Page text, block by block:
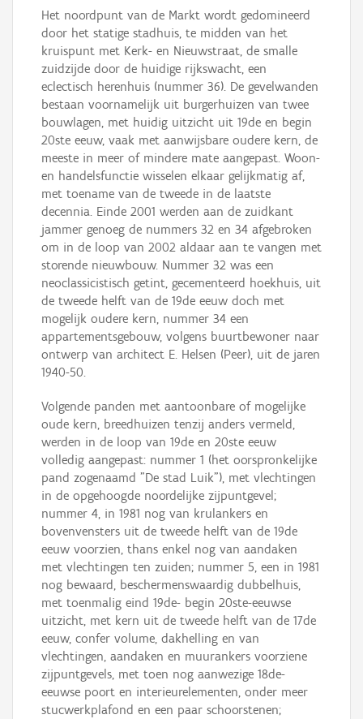
Het noordpunt van de Markt wordt gedomineerd
door het statige stadhuis, te midden van het
kruispunt met Kerk- en Nieuwstraat, de smalle
zuidzijde door de huidige rijkswacht, een
eclectisch herenhuis (nummer 36). De gevelwanden
bestaan voornamelijk uit burgerhuizen van twee
bouwlagen, met huidig uitzicht uit 19de en begin
20ste eeuw, vaak met aanwijsbare oudere kern, de
meeste in meer of mindere mate aangepast. Woon-
en handelsfunctie wisselen elkaar gelijkmatig af,
met toename van de tweede in de laatste
decennia. Einde 2001 werden aan de zuidkant
jammer genoeg de nummers 32 en 34 afgebroken
om in de loop van 2002 aldaar aan te vangen met
storende nieuwbouw. Nummer 32 was een
neoclassicistisch getint, gecementeerd hoekhuis, uit
de tweede helft van de 19de eeuw doch met
mogelijk oudere kern, nummer 34 een
appartementsgebouw, volgens buurtbewoner naar
ontwerp van architect E. Helsen (Peer), uit de jaren
1940-50.
Volgende panden met aantoonbare of mogelijke
oude kern, breedhuizen tenzij anders vermeld,
werden in de loop van 19de en 20ste eeuw
volledig aangepast: nummer 1 (het oorspronkelijke
pand zogenaamd "De stad Luik"), met vlechtingen
in de opgehoogde noordelijke zijpuntgevel;
nummer 4, in 1981 nog van krulankers en
bovenvensters uit de tweede helft van de 19de
eeuw voorzien, thans enkel nog van aandaken
met vlechtingen ten zuiden; nummer 5, een in 1981
nog bewaard, beschermenswaardig dubbelhuis,
met toenmalig eind 19de- begin 20ste-eeuwse
uitzicht, met kern uit de tweede helft van de 17de
eeuw, confer volume, dakhelling en van
vlechtingen, aandaken en muurankers voorziene
zijpuntgevels, met toen nog aanwezige 18de-
eeuwse poort en interieurelementen, onder meer
stucwerkplafond en een paar schoorstenen;